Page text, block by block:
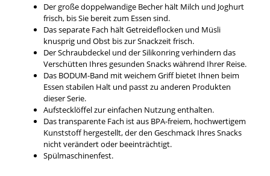
Der große doppelwandige Becher hält Milch und Joghurt
frisch, bis Sie bereit zum Essen sind.
Das separate Fach hält Getreideflocken und Müsli
knusprig und Obst bis zur Snackzeit frisch.
Der Schraubdeckel und der Silikonring verhindern das
Verschütten Ihres gesunden Snacks während Ihrer Reise.
Das BODUM-Band mit weichem Griff bietet Ihnen beim
Essen stabilen Halt und passt zu anderen Produkten
dieser Serie.
Aufstecklöffel zur einfachen Nutzung enthalten.
Das transparente Fach ist aus BPA-freiem, hochwertigem
Kunststoff hergestellt, der den Geschmack Ihres Snacks
nicht verändert oder beeinträchtigt.
Spülmaschinenfest.